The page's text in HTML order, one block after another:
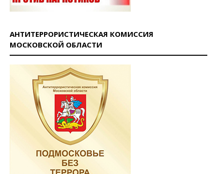
АНТИТЕРРОРИСТИЧЕСКАЯ КОМИССИЯ
МОСКОВСКОЙ ОБЛАСТИ